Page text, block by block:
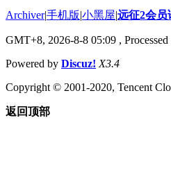
Archiver|手机版|小黑屋|远征2会员
GMT+8, 2026-8-8 05:09 ,
Powered by Discuz! X3.4
Copyright © 2001-2020, Tencent
返回顶部